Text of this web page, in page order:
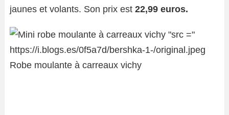
jaunes et volants. Son prix est 22,99 euros.
Robe moulante à carreaux vichy